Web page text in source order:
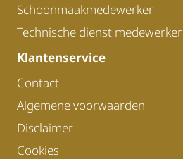
Schoonmaakmedewerker
Technische dienst medewerker
Klantenservice
Contact
Algemene voorwaarden
Disclaimer
Cookies